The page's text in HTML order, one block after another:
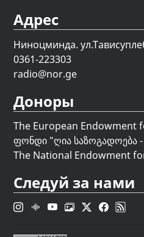
Адрес
Ниноцминда.
0361-223303
radio@nor.ge
Доноры
The European Endowment
ფონდი "ღია საზოგადოება
The National Endowment
Следуй за нами